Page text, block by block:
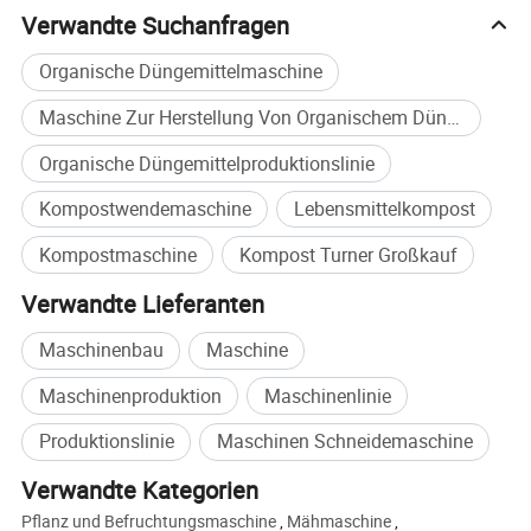
ähnlichen Produkten im in- und Ausland verbesserte sich
die Effizienz des Pfahlwenders um 10%. Es ist die
modernste Stapelwender-Ausrüstung.
Hauptprodukte: Komplette Sets von festen Abfällen
Recycling-Ausrüstung, organische Düngemittel
Ausrüstung, die Verbindung Düngemittel
Produktionsausrüstung, biologische organische Dünger
und organische landwirtschaftliche Produkte, etc.
Verwandte Suchanfragen
Organische Düngemittelmaschine
Maschine Zur Herstellung Von Organischem Dünger
Organische Düngemittelproduktionslinie
Kompostwendemaschine
Lebensmittelkompost
Kompostmaschine
Kompost Turner Großkauf
Verwandte Lieferanten
Maschinenbau
Maschine
Maschinenproduktion
Maschinenlinie
Produktionslinie
Maschinen Schneidemaschine
Verwandte Kategorien
Pflanz und Befruchtungsmaschine Mähmaschine